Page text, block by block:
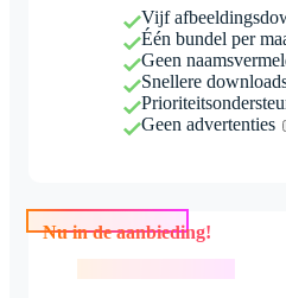
Vijf
Één bundel per
Geen
Snellere
Geen advertenties
Nu in de aanbieding!